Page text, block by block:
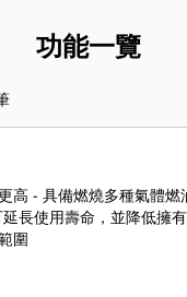
功能一覽
高 - 具備燃燒多種氣體燃
長使用壽命，並降低擁
圍